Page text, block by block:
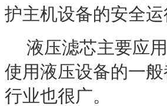
护主机设备的安全运
液压滤芯主要应
使用液压设备的一
行业也很广。